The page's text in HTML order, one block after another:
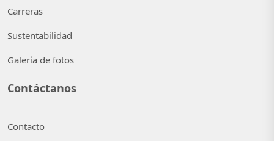
Carreras
Sustentabilidad
Galería de fotos
Contáctanos
Contacto